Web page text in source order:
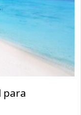
para